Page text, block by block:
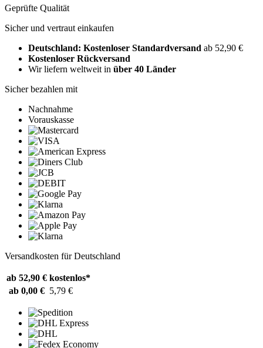
Geprüfte Qualität
Sicher und vertraut einkaufen
Deutschland: Kostenloser Standardversand ab 52,90 €
Kostenloser Rückversand
Wir liefern weltweit in über 40 Länder
Sicher bezahlen mit
Nachnahme
Vorauskasse
Versandkosten für Deutschland
ab 52,90 € kostenlos*
ab 0,00 € 5,79 €